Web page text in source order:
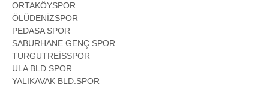
ORTAKÖYSPOR
ÖLÜDENİZSPOR
PEDASA SPOR
SABURHANE GENÇ.SPOR
TURGUTREİSSPOR
ULA BLD.SPOR
YALIKAVAK BLD.SPOR